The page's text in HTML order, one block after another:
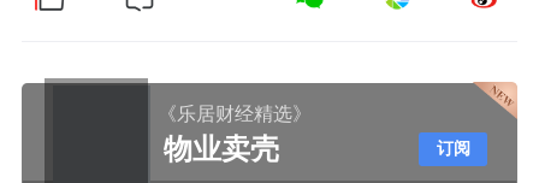
《乐居财经精选》
物业卖壳 订阅